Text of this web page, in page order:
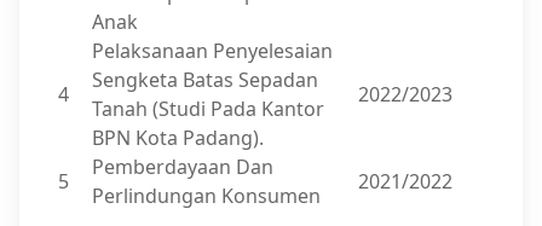
Anak
4
Pelaksanaan Penyelesaian
Sengketa Batas Sepadan
Tanah (Studi Pada Kantor
BPN Kota Padang).
2022/2023
5
Pemberdayaan Dan
Perlindungan Konsumen
2021/2022